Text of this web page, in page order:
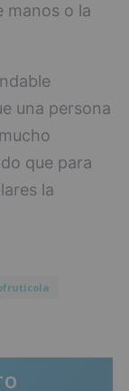
manos o la
una persona
que para
la